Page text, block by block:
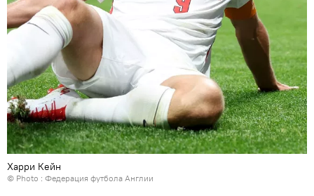
Харри Кейн
© Photo : Федерация футбола Англии